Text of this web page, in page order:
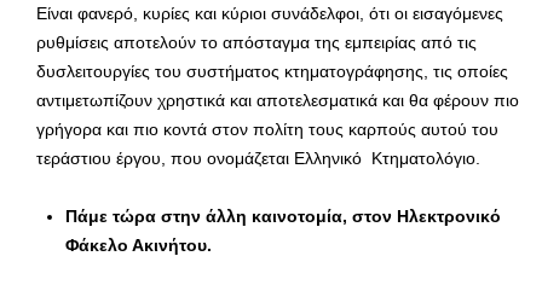
Είναι φανερό, κυρίες και κύριοι συνάδελφοι, ότι οι εισαγόμενες
ρυθμίσεις αποτελούν το απόσταγμα της εμπειρίας από τις
δυσλειτουργίες του συστήματος κτηματογράφησης, τις οποίες
αντιμετωπίζουν χρηστικά και αποτελεσματικά και θα φέρουν πιο
γρήγορα και πιο κοντά στον πολίτη τους καρπούς αυτού του
τεράστιου έργου, που ονομάζεται Ελληνικό Κτηματολόγιο.
Πάμε τώρα στην άλλη καινοτομία, στον Ηλεκτρονικό
Φάκελο Ακινήτου.